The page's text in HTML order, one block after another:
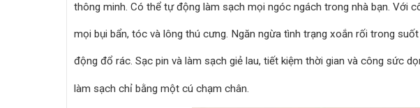
thông minh. Có thể tự động làm sạch mọi ngóc ngách trong nhà bạn. Với
mọi bụi bẩn, tóc và lông thú cưng. Ngăn ngừa tình trạng xoắn rối trong
động đổ rác. Sạc pin và làm sạch giẻ lau, tiết kiệm thời gian và công sức
làm sạch chỉ bằng một cú chạm chân.